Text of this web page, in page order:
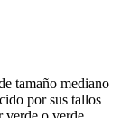
tamaño mediano
por sus tallos